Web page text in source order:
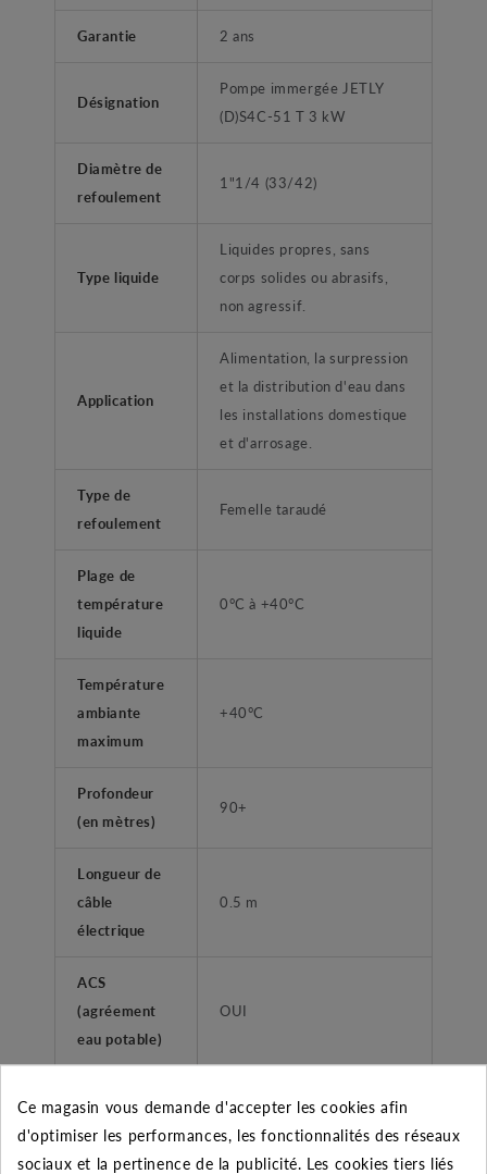
Garantie 2 ans
Désignation
Pompe immergée JETLY
(D)S4C-51 T 3 kW
Diamètre de
refoulement
1"1/4 (33/42)
Type liquide
Liquides propres, sans
corps solides ou abrasifs,
non agressif.
Application
Alimentation, la surpression
et la distribution d'eau dans
les installations domestique
et d'arrosage.
Type de
refoulement
Femelle taraudé
Plage de
température
liquide
0°C à +40°C
Température
ambiante
maximum
+40°C
Profondeur
(en mètres)
90+
Longueur de
câble
électrique
0.5 m
ACS
(agréement
eau potable)
OUI
Coffret de
NON
Ce magasin vous demande d'accepter les cookies afin
d'optimiser les performances, les fonctionnalités des réseaux
sociaux et la pertinence de la publicité. Les cookies tiers liés